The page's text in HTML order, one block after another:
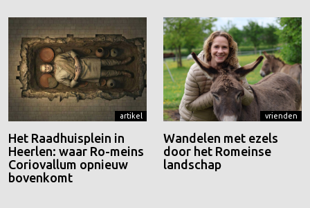
artikel
Het Raadhuisplein in
Heerlen: waar Ro-meins
Coriovallum opnieuw
bovenkomt
vrienden
Wandelen met ezels
door het Romeinse
landschap